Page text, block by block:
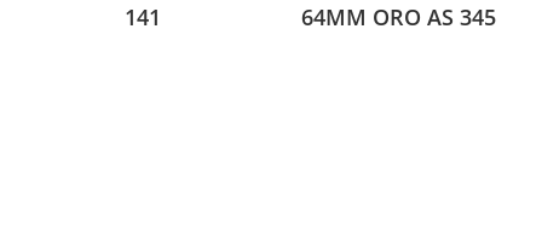
141
64MM ORO AS 345